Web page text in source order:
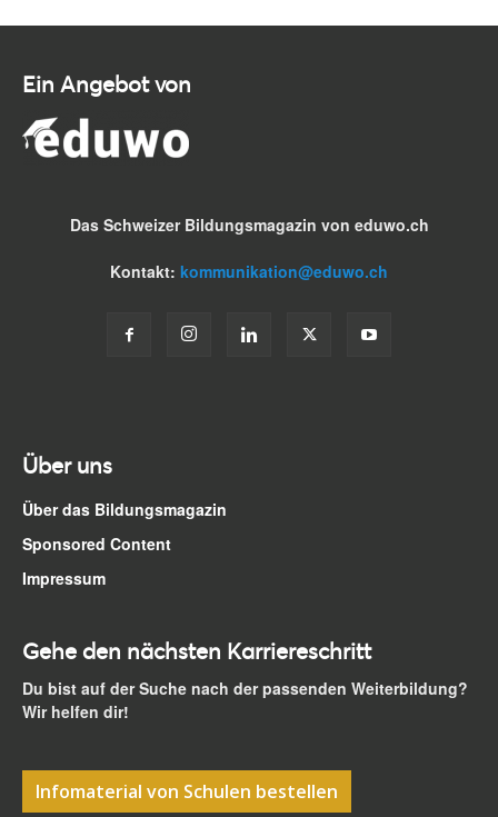
Ein Angebot von
Das Schweizer Bildungsmagazin von eduwo.ch
Kontakt: kommunikation@eduwo.ch
Über uns
Über das Bildungsmagazin
Sponsored Content
Impressum
Gehe den nächsten Karriereschritt
Du bist auf der Suche nach der passenden Weiterbildung?
Wir helfen dir!
Infomaterial von Schulen bestellen